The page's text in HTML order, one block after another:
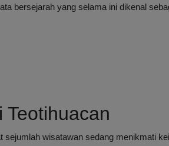
bersejarah yang selama ini dikenal
sejumlah wisatawan sedang menikmati